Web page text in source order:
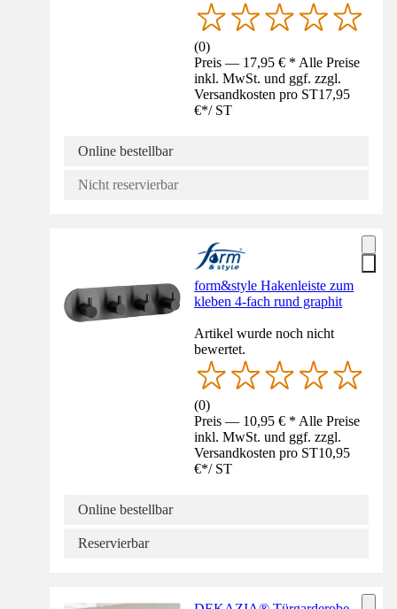
(0)
Preis — 17,95 € * Alle Preise
inkl. MwSt. und ggf. zzgl.
Versandkosten pro ST17,95
€*/ ST
Online bestellbar
Nicht reservierbar
form&style Hakenleiste zum
kleben 4-fach rund graphit
Artikel wurde noch nicht
bewertet.
(0)
Preis — 10,95 € * Alle Preise
inkl. MwSt. und ggf. zzgl.
Versandkosten pro ST10,95
€*/ ST
Online bestellbar
Reservierbar